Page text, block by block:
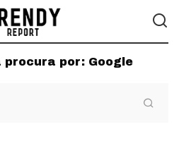
procura por: Google